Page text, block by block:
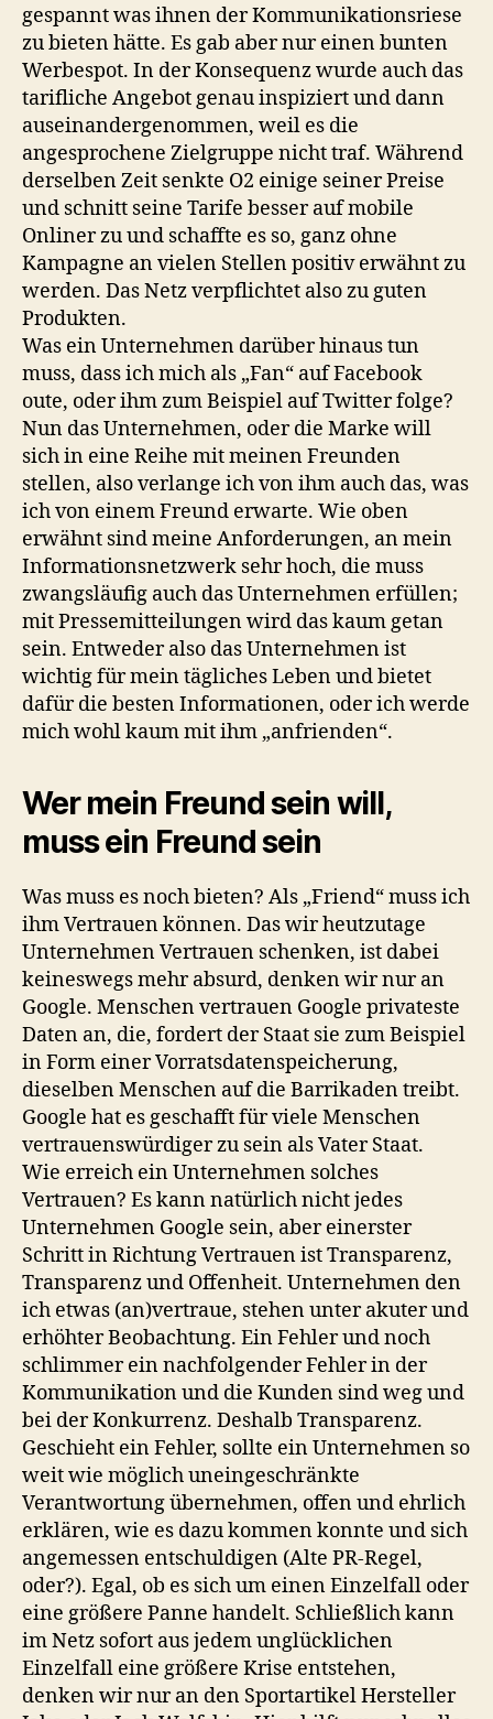
gespannt was ihnen der Kommunikationsriese
zu bieten hätte. Es gab aber nur einen bunten
Werbespot. In der Konsequenz wurde auch das
tarifliche Angebot genau inspiziert und dann
auseinandergenommen, weil es die
angesprochene Zielgruppe nicht traf. Während
derselben Zeit senkte O2 einige seiner Preise
und schnitt seine Tarife besser auf mobile
Onliner zu und schaffte es so, ganz ohne
Kampagne an vielen Stellen positiv erwähnt zu
werden. Das Netz verpflichtet also zu guten
Produkten.
Was ein Unternehmen darüber hinaus tun
muss, dass ich mich als „Fan“ auf Facebook
oute, oder ihm zum Beispiel auf Twitter folge?
Nun das Unternehmen, oder die Marke will
sich in eine Reihe mit meinen Freunden
stellen, also verlange ich von ihm auch das, was
ich von einem Freund erwarte. Wie oben
erwähnt sind meine Anforderungen, an mein
Informationsnetzwerk sehr hoch, die muss
zwangsläufig auch das Unternehmen erfüllen;
mit Pressemitteilungen wird das kaum getan
sein. Entweder also das Unternehmen ist
wichtig für mein tägliches Leben und bietet
dafür die besten Informationen, oder ich werde
mich wohl kaum mit ihm „anfrienden“.
Wer mein Freund sein will,
muss ein Freund sein
Was muss es noch bieten? Als „Friend“ muss ich
ihm Vertrauen können. Das wir heutzutage
Unternehmen Vertrauen schenken, ist dabei
keineswegs mehr absurd, denken wir nur an
Google. Menschen vertrauen Google privateste
Daten an, die, fordert der Staat sie zum Beispiel
in Form einer Vorratsdatenspeicherung,
dieselben Menschen auf die Barrikaden treibt.
Google hat es geschafft für viele Menschen
vertrauenswürdiger zu sein als Vater Staat.
Wie erreich ein Unternehmen solches
Vertrauen? Es kann natürlich nicht jedes
Unternehmen Google sein, aber einerster
Schritt in Richtung Vertrauen ist Transparenz,
Transparenz und Offenheit. Unternehmen den
ich etwas (an)vertraue, stehen unter akuter und
erhöhter Beobachtung. Ein Fehler und noch
schlimmer ein nachfolgender Fehler in der
Kommunikation und die Kunden sind weg und
bei der Konkurrenz. Deshalb Transparenz.
Geschieht ein Fehler, sollte ein Unternehmen so
weit wie möglich uneingeschränkte
Verantwortung übernehmen, offen und ehrlich
erklären, wie es dazu kommen konnte und sich
angemessen entschuldigen (Alte PR-Regel,
oder?). Egal, ob es sich um einen Einzelfall oder
eine größere Panne handelt. Schließlich kann
im Netz sofort aus jedem unglücklichen
Einzelfall eine größere Krise entstehen,
denken wir nur an den Sportartikel Hersteller